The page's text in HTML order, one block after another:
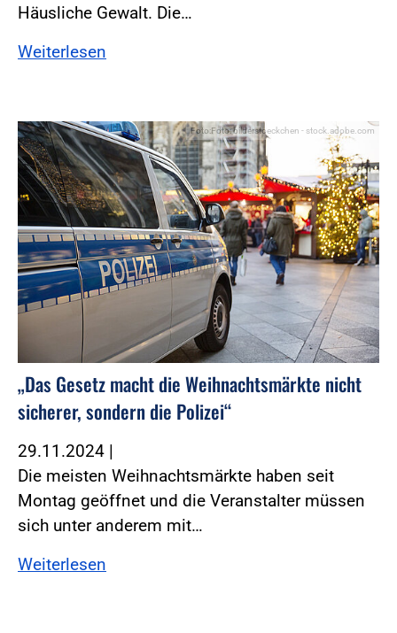
Häusliche Gewalt. Die…
Weiterlesen
Foto:Foto: bilderstoeckchen - stock.adobe.com
„Das Gesetz macht die Weihnachtsmärkte nicht
sicherer, sondern die Polizei“
29.11.2024 |
Die meisten Weihnachtsmärkte haben seit
Montag geöffnet und die Veranstalter müssen
sich unter anderem mit…
Weiterlesen